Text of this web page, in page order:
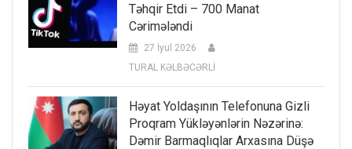
Təhqir Etdi – 700 Manat
Cərimələndi
27 İyul 2026
TURAL KƏLBƏCƏRLİ
Həyat Yoldaşının Telefonuna Gizli
Proqram Yükləyənlərin Nəzərinə:
Dəmir Barmaqlıqlar Arxasına Düşə